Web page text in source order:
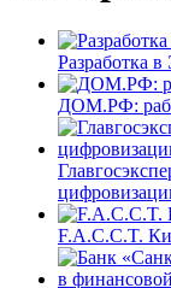
Разработка
ДОМ.РФ:
F.A.C.C.T.